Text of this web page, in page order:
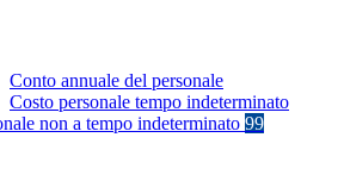
Conto annuale del personale
Costo personale tempo indeterminato
non a tempo indeterminato 99